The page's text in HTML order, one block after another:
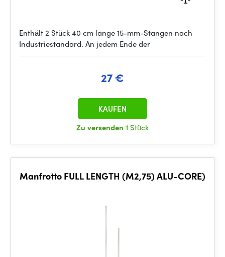
Enthält 2 Stück 40 cm lange 15-mm-Stangen nach
Industriestandard. An jedem Ende der
27 €
Zu versenden 1 Stück
KAUFEN
Manfrotto FULL LENGTH (M2,75) ALU-CORE)